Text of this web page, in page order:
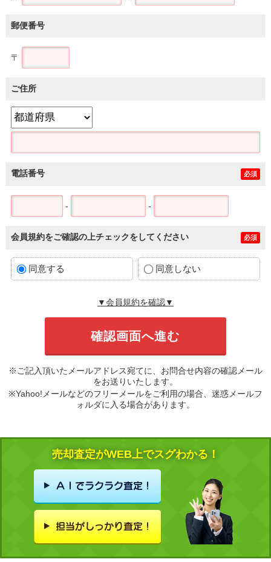
郵便番号
〒
ご住所
電話番号 必須
- -
会員規約をご確認の上チェックをしてください 必須
同意する 同意しない
▼会員規約を確認▼
※ご記入頂いたメールアドレス宛てに、お問合せ内容の確認メール
をお送りいたします。
※Yahoo!メールなどのフリーメールをご利用の場合、迷惑メールフ
ォルダに入る場合があります。
売却査定がWEB上でスグわかる！